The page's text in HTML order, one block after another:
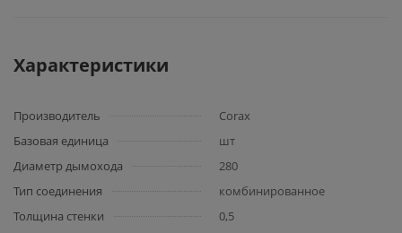
Характеристики
Производитель
Corax
Базовая единица
шт
Диаметр дымохода
280
Тип соединения
комбинированное
Толщина стенки
0,5